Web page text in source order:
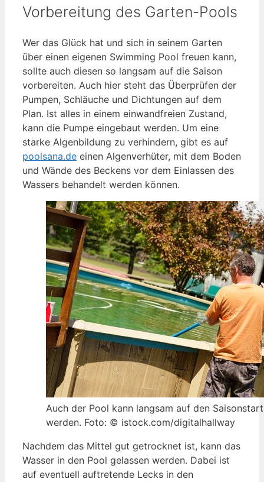
Vorbereitung des Garten-Pools
Wer das Glück hat und sich in seinem Garten
über einen eigenen Swimming Pool freuen kann,
sollte auch diesen so langsam auf die Saison
vorbereiten. Auch hier steht das Überprüfen der
Pumpen, Schläuche und Dichtungen auf dem
Plan. Ist alles in einem einwandfreien Zustand,
kann die Pumpe eingebaut werden. Um eine
starke Algenbildung zu verhindern, gibt es auf
poolsana.de einen Algenverhüter, mit dem Boden
und Wände des Beckens vor dem Einlassen des
Wassers behandelt werden können.
Auch der Pool kann langsam auf den
werden. Foto: © istock.com/digitalhallway
Nachdem das Mittel gut getrocknet ist, kann das
Wasser in den Pool gelassen werden. Dabei ist
auf eventuell auftretende Lecks in den